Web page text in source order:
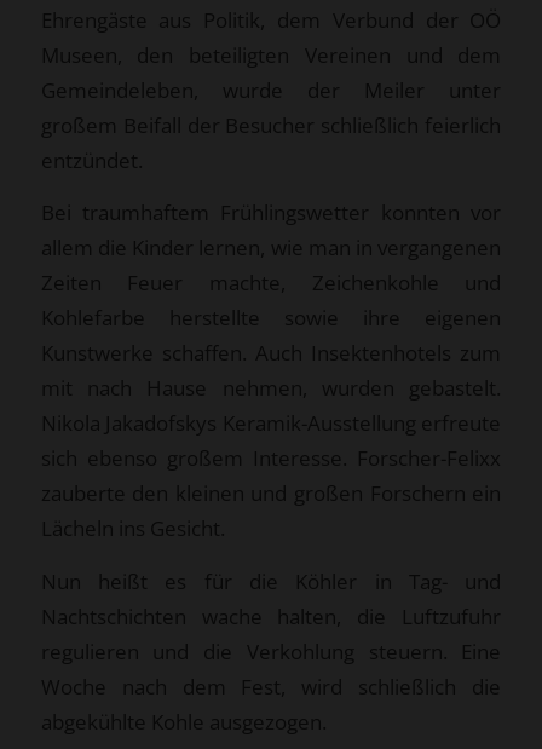
Ehrengäste aus Politik, dem Verbund der OÖ
Museen, den beteiligten Vereinen und dem
Gemeindeleben, wurde der Meiler unter
großem Beifall der Besucher schließlich feierlich
entzündet.
Bei traumhaftem Frühlingswetter konnten vor
allem die Kinder lernen, wie man in vergangenen
Zeiten Feuer machte, Zeichenkohle und
Kohlefarbe herstellte sowie ihre eigenen
Kunstwerke schaffen. Auch Insektenhotels zum
mit nach Hause nehmen, wurden gebastelt.
Nikola Jakadofskys Keramik-Ausstellung erfreute
sich ebenso großem Interesse. Forscher-Felixx
zauberte den kleinen und großen Forschern ein
Lächeln ins Gesicht.
Nun heißt es für die Köhler in Tag- und
Nachtschichten wache halten, die Luftzufuhr
regulieren und die Verkohlung steuern. Eine
Woche nach dem Fest, wird schließlich die
abgekühlte Kohle ausgezogen.